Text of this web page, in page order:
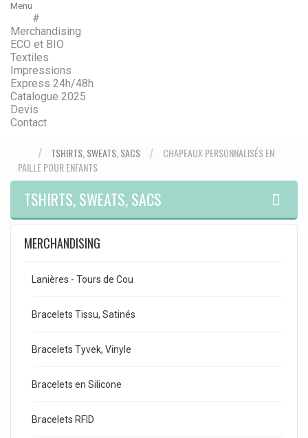
Menu
#
Merchandising
ECO et BIO
Textiles
Impressions
Express 24h/48h
Catalogue 2025
Devis
Contact
TSHIRTS, SWEATS, SACS
CHAPEAUX PERSONNALISÉS EN
PAILLE POUR ENFANTS
TSHIRTS, SWEATS, SACS
MERCHANDISING
Lanières - Tours de Cou
Bracelets Tissu, Satinés
Bracelets Tyvek, Vinyle
Bracelets en Silicone
Bracelets RFID